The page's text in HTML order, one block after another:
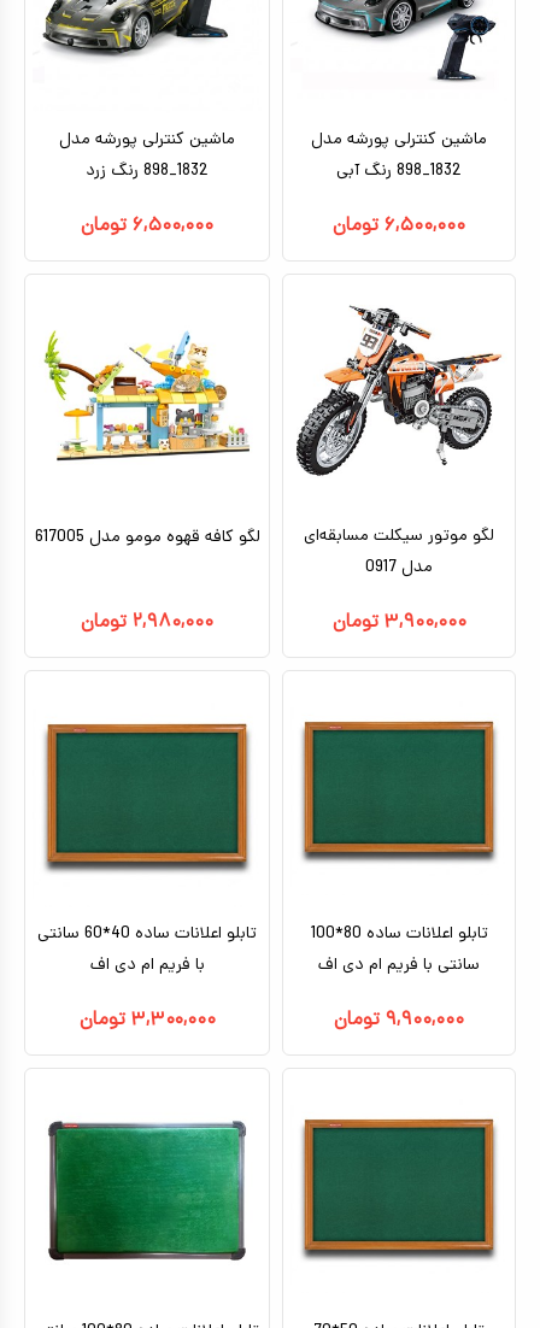
ماشین کنترلی پورشه مدل
1832_898 رنگ آبی
۶,۵۰۰,۰۰۰ تومان
ماشین کنترلی پورشه مدل
1832_898 رنگ زرد
۶,۵۰۰,۰۰۰ تومان
لگو موتور سیکلت مسابقه‌ای
مدل 0917
۳,۹۰۰,۰۰۰ تومان
لگو کافه قهوه مومو مدل 617005
۲,۹۸۰,۰۰۰ تومان
تابلو اعلانات ساده 80*100
سانتی با فریم ام دی اف
۹,۹۰۰,۰۰۰ تومان
تابلو اعلانات ساده 40*60 سانتی
با فریم ام دی اف
۳,۳۰۰,۰۰۰ تومان